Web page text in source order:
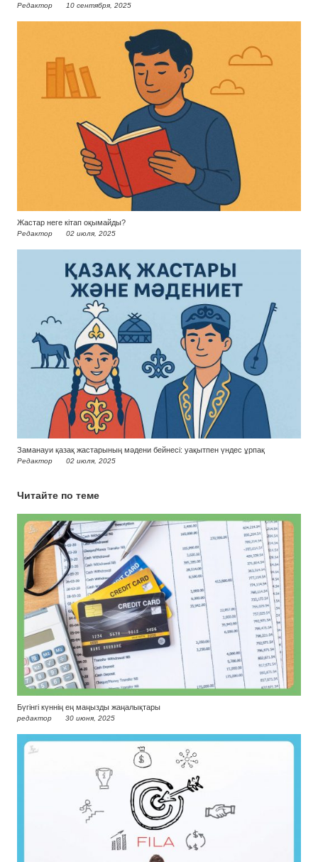
Редактор 10 сентября, 2025
Жастар неге кітап оқымайды?
Редактор 02 июля, 2025
Заманауи қазақ жастарының мәдени бейнесі: уақытпен үндес ұрпақ
Редактор 02 июля, 2025
Читайте по теме
Бүгінгі күннің ең маңызды жаңалықтары
редактор 30 июня, 2025